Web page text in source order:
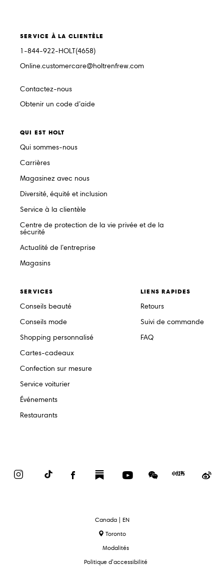
SERVICE À LA CLIENTÈLE
1-844-922-HOLT(4658)
Online.customercare@holtrenfrew.com
Contactez-nous
Obtenir un code d’aide
QUI EST HOLT
Qui sommes-nous
Carrières
Magasinez avec nous
Diversité, équité et inclusion
Service à la clientèle
Centre de protection de la vie privée et de la
sécurité
Actualité de l’entreprise
Magasins
SERVICES
Conseils beauté
Conseils mode
Shopping personnalisé
Cartes-cadeaux
Confection sur mesure
Service voiturier
Événements
Restaurants
LIENS RAPIDES
Retours
Suivi de commande
FAQ
InstagramTikTok FacebookSubstack YouTubeWeChat
Red
text.language
Canada | EN
Toronto
Modalités
Politique d’accessibilité